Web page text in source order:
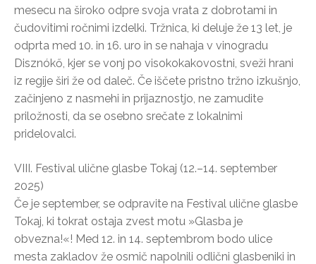
mesecu na široko odpre svoja vrata z dobrotami in
čudovitimi ročnimi izdelki. Tržnica, ki deluje že 13 let, je
odprta med 10. in 16. uro in se nahaja v vinogradu
Disznókő, kjer se vonj po visokokakovostni, sveži hrani
iz regije širi že od daleč. Če iščete pristno tržno izkušnjo,
začinjeno z nasmehi in prijaznostjo, ne zamudite
priložnosti, da se osebno srečate z lokalnimi
pridelovalci.
VIII. Festival ulične glasbe Tokaj (12.–14. september
2025)
Če je september, se odpravite na Festival ulične glasbe
Tokaj, ki tokrat ostaja zvest motu »Glasba je
obvezna!«! Med 12. in 14. septembrom bodo ulice
mesta zakladov že osmič napolnili odlični glasbeniki in